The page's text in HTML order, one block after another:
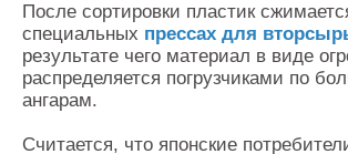
После сортировки пластик
специальных прессах для
результате чего материал в виде
распределяется погрузчиками по
ангарам.
Считается, что японские